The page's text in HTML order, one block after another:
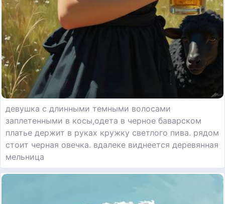
девушка с длинными темными волосами
заплетенными в косы,одета в черное баварском
платье держит в руках кружку светлого пива. рядом
стоит черная овечка. вдалеке виднеется деревянная
мельница